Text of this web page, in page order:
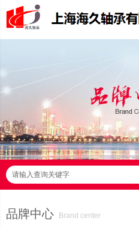
请输入查询关键字
品牌中心
Brand center